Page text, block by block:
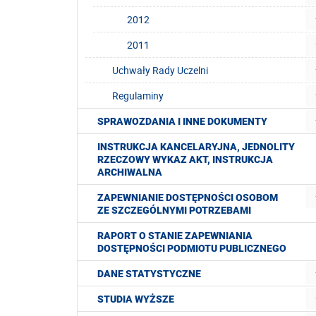
2012
2011
Uchwały Rady Uczelni
Regulaminy
SPRAWOZDANIA I INNE DOKUMENTY
INSTRUKCJA KANCELARYJNA, JEDNOLITY
RZECZOWY WYKAZ AKT, INSTRUKCJA
ARCHIWALNA
ZAPEWNIANIE DOSTĘPNOŚCI OSOBOM
ZE SZCZEGÓLNYMI POTRZEBAMI
RAPORT O STANIE ZAPEWNIANIA
DOSTĘPNOŚCI PODMIOTU PUBLICZNEGO
DANE STATYSTYCZNE
STUDIA WYŻSZE